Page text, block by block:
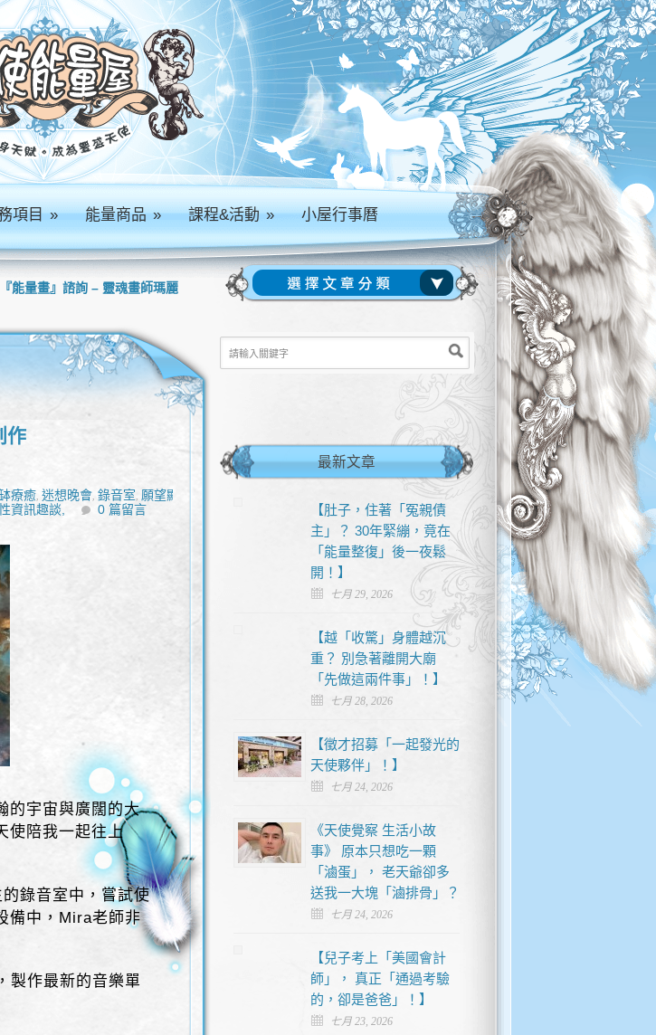
項目» 能量商品» 課程&活動» 小屋行事曆
作
療癒, 迷想晚會, 錄音室, 願望顯
資訊趣談, 0 篇留言
的宇宙與廣闊的大
使陪我一起往上
錄音室中，嘗試使
備中，Mira老師非
製作最新的音樂單
最新文章
【肚子，住著「冤親債
主」？ 30年緊繃，竟在
「能量整復」後一夜鬆
開！】
七月 29, 2026
【越「收驚」身體越沉
重？ 別急著離開大廟
「先做這兩件事」！】
七月 28, 2026
【徵才招募「一起發光的
天使夥伴」！】
七月 24, 2026
《天使覺察 生活小故
事》 原本只想吃一顆
「滷蛋」， 老天爺卻多
送我一大塊「滷排骨」？
七月 24, 2026
【兒子考上「美國會計
師」， 真正「通過考驗
的，卻是爸爸」！】
七月 23, 2026
能量畫』諮詢 – 靈魂畫師瑪麗